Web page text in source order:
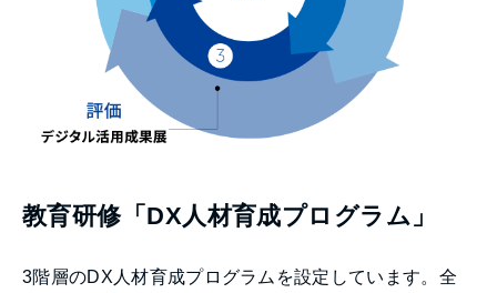
教育研修「DX人材育成プログラム」
3階層のDX人材育成プログラムを設定しています。全